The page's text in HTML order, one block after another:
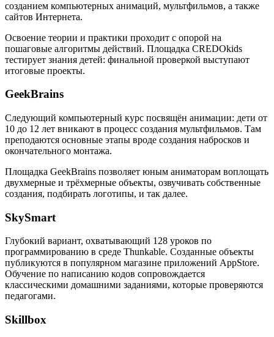
созданием компьютерных анимаций, мультфильмов, а также
сайтов Интернета.
Освоение теории и практики проходит с опорой на
пошаговые алгоритмы действий. Площадка CREDOkids
тестирует знания детей: финальной проверкой выступают
итоговые проекты.
GeekBrains
Следующий компьютерный курс посвящён анимации: дети от
10 до 12 лет вникают в процесс создания мультфильмов. Там
преподаются основные этапы вроде создания набросков и
окончательного монтажа.
Площадка GeekBrains позволяет юным аниматорам воплощать
двухмерные и трёхмерные объекты, озвучивать собственные
создания, подбирать логотипы, и так далее.
SkySmart
Глубокий вариант, охватывающий 128 уроков по
программированию в среде Thunkable. Созданные объекты
публикуются в популярном магазине приложений AppStore.
Обучение по написанию кодов сопровождается
классическими домашними заданиями, которые проверяются
педагогами.
Skillbox